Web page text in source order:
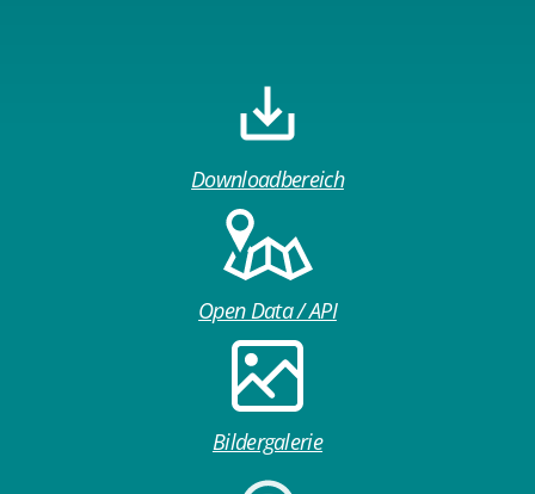
Downloadbereich
Open Data / API
Bildergalerie